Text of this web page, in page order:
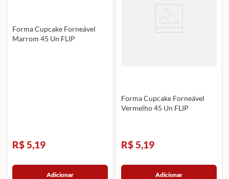
Forma Cupcake Forneável
Marrom 45 Un FLIP
R$ 5,19
Adicionar
Forma Cupcake Forneável
Vermelho 45 Un FLIP
R$ 5,19
Adicionar